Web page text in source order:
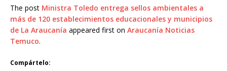
The post Ministra Toledo entrega sellos ambientales a
más de 120 establecimientos educacionales y municipios
de La Araucanía appeared first on Araucanía Noticias
Temuco.
Compártelo: